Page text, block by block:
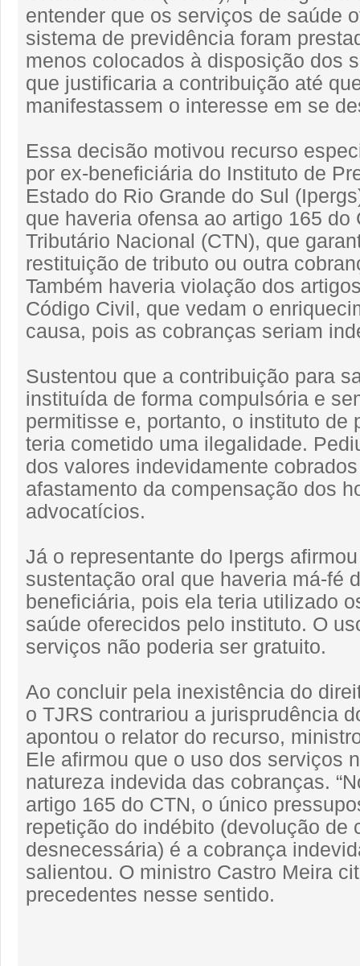
entender que os serviços de saúde
sistema de previdência foram
menos colocados à disposição dos
que justificaria a contribuição até
manifestassem o interesse em se
Essa decisão motivou recurso
por ex-beneficiária do Instituto de
Estado do Rio Grande do Sul
que haveria ofensa ao artigo 165 do
Tributário Nacional (CTN), que
restituição de tributo ou outra
Também haveria violação dos
Código Civil, que vedam o
causa, pois as cobranças seriam
Sustentou que a contribuição para
instituída de forma compulsória e
permitisse e, portanto, o instituto de
teria cometido uma ilegalidade.
dos valores indevidamente
afastamento da compensação dos
advocatícios.
Já o representante do Ipergs
sustentação oral que haveria má-fé
beneficiária, pois ela teria utilizado
saúde oferecidos pelo instituto. O
serviços não poderia ser gratuito.
Ao concluir pela inexistência do
o TJRS contrariou a jurisprudência
apontou o relator do recurso,
Ele afirmou que o uso dos serviços
natureza indevida das cobranças.
artigo 165 do CTN, o único
repetição do indébito (devolução de
desnecessária) é a cobrança
salientou. O ministro Castro Meira
precedentes nesse sentido.